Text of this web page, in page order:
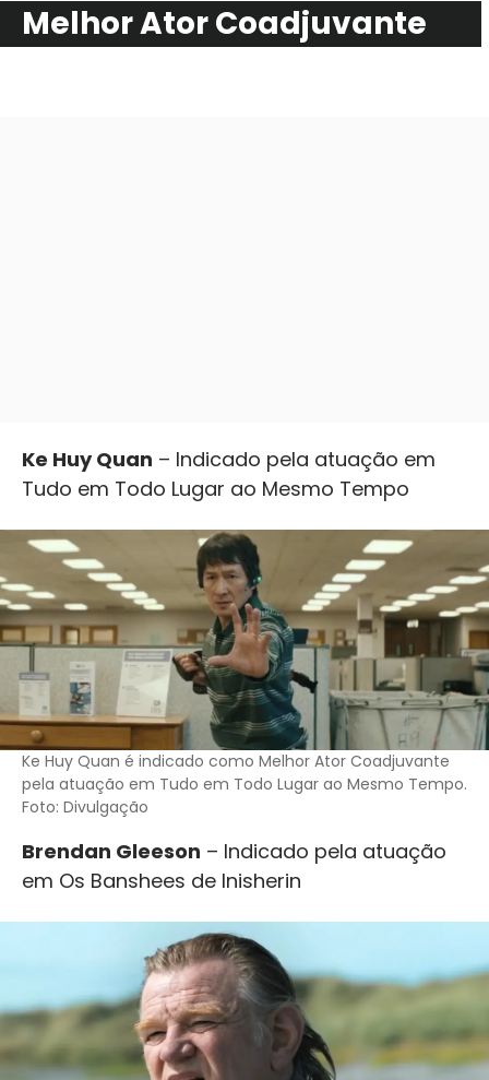
Melhor Ator Coadjuvante
Ke Huy Quan – Indicado pela atuação em
Tudo em Todo Lugar ao Mesmo Tempo
Ke Huy Quan é indicado como Melhor Ator Coadjuvante
pela atuação em Tudo em Todo Lugar ao Mesmo Tempo.
Foto: Divulgação
Brendan Gleeson – Indicado pela atuação
em Os Banshees de Inisherin